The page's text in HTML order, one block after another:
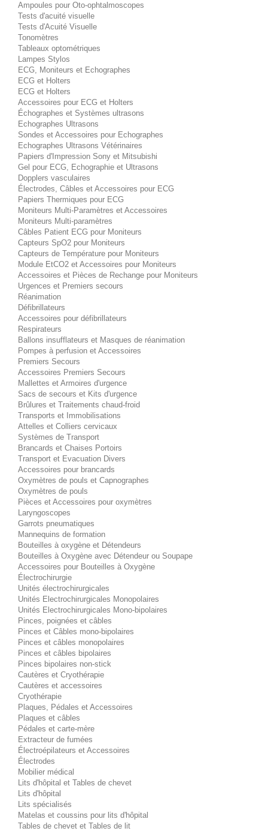
Ampoules pour Oto-ophtalmoscopes
Tests d'acuité visuelle
Tests d'Acuité Visuelle
Tonomètres
Tableaux optométriques
Lampes Stylos
ECG, Moniteurs et Echographes
ECG et Holters
ECG et Holters
Accessoires pour ECG et Holters
Échographes et Systèmes ultrasons
Echographes Ultrasons
Sondes et Accessoires pour Echographes
Echographes Ultrasons Vétérinaires
Papiers d'Impression Sony et Mitsubishi
Gel pour ECG, Echographie et Ultrasons
Dopplers vasculaires
Électrodes, Câbles et Accessoires pour ECG
Papiers Thermiques pour ECG
Moniteurs Multi-Paramètres et Accessoires
Moniteurs Multi-paramètres
Câbles Patient ECG pour Moniteurs
Capteurs SpO2 pour Moniteurs
Capteurs de Température pour Moniteurs
Module EtCO2 et Accessoires pour Moniteurs
Accessoires et Pièces de Rechange pour Moniteurs
Urgences et Premiers secours
Réanimation
Défibrillateurs
Accessoires pour défibrillateurs
Respirateurs
Ballons insufflateurs et Masques de réanimation
Pompes à perfusion et Accessoires
Premiers Secours
Accessoires Premiers Secours
Mallettes et Armoires d'urgence
Sacs de secours et Kits d'urgence
Brûlures et Traitements chaud-froid
Transports et Immobilisations
Attelles et Colliers cervicaux
Systèmes de Transport
Brancards et Chaises Portoirs
Transport et Evacuation Divers
Accessoires pour brancards
Oxymètres de pouls et Capnographes
Oxymètres de pouls
Pièces et Accessoires pour oxymètres
Laryngoscopes
Garrots pneumatiques
Mannequins de formation
Bouteilles à oxygène et Détendeurs
Bouteilles à Oxygène avec Détendeur ou Soupape
Accessoires pour Bouteilles à Oxygène
Électrochirurgie
Unités électrochirurgicales
Unités Electrochirurgicales Monopolaires
Unités Electrochirurgicales Mono-bipolaires
Pinces, poignées et câbles
Pinces et Câbles mono-bipolaires
Pinces et câbles monopolaires
Pinces et câbles bipolaires
Pinces bipolaires non-stick
Cautères et Cryothérapie
Cautères et accessoires
Cryothérapie
Plaques, Pédales et Accessoires
Plaques et câbles
Pédales et carte-mère
Extracteur de fumées
Électroépilateurs et Accessoires
Électrodes
Mobilier médical
Lits d'hôpital et Tables de chevet
Lits d'hôpital
Lits spécialisés
Matelas et coussins pour lits d'hôpital
Tables de chevet et Tables de lit